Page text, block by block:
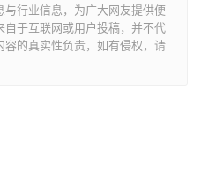
行业信息，为广大网友提供便
于互联网或用户投稿，并不代
的真实性负责，如有侵权，请